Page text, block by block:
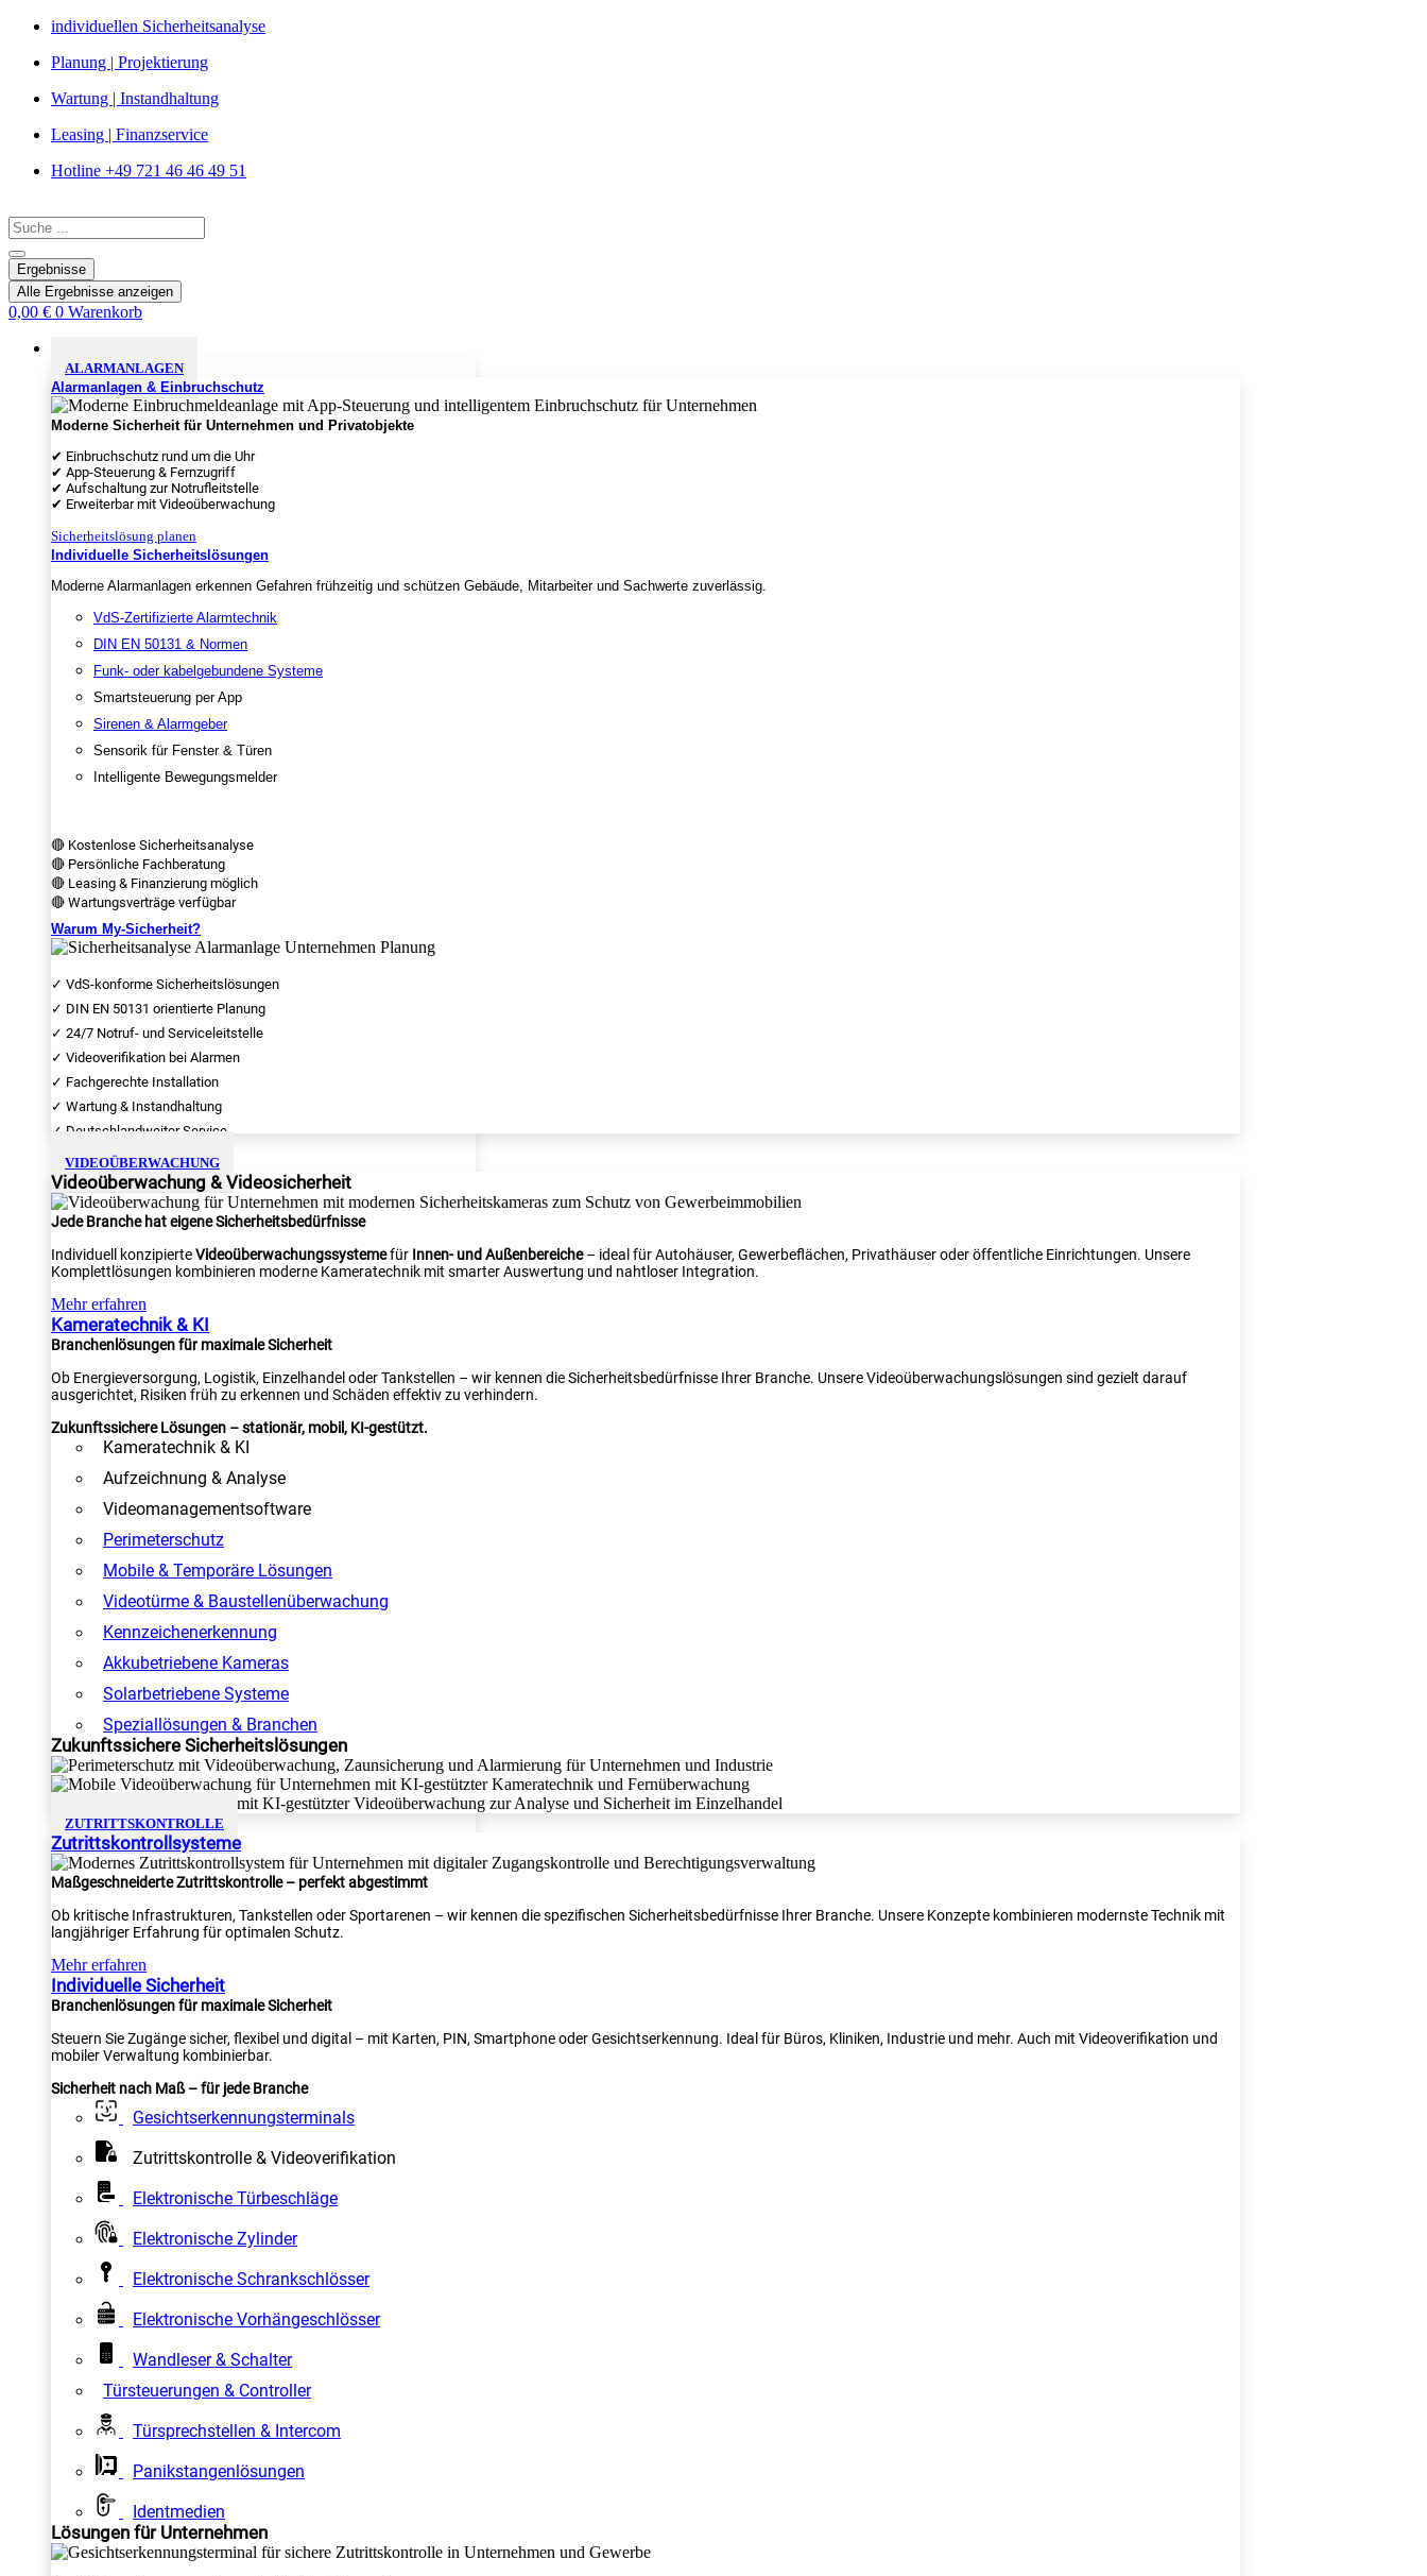
Zum
springen
individuellen Sicherheitsanalyse
Planung | Projektierung
Wartung | Instandhaltung
Leasing | Finanzservice
Hotline +49 721 46 46 49 51
Search
...
Ergebnisse
Alle Ergebnisse anzeigen
0,00 € 0 Warenkorb
ALARMANLAGEN
Alarmanlagen & Einbruchschutz
Moderne Sicherheit für Unternehmen und Privatobjekte
✔ Einbruchschutz rund um die Uhr
✔ App-Steuerung & Fernzugriff
✔ Aufschaltung zur Notrufleitstelle
✔ Erweiterbar mit Videoüberwachung
Sicherheitslösung planen
Individuelle Sicherheitslösungen
Moderne Alarmanlagen erkennen Gefahren frühzeitig und schützen Gebäude, Mitarbeiter und Sachwerte zuverlässig.
VdS-Zertifizierte Alarmtechnik
DIN EN 50131 & Normen
Funk- oder kabelgebundene Systeme
Smartsteuerung per App
Sirenen & Alarmgeber
Sensorik für Fenster & Türen
Intelligente Bewegungsmelder
🔴 Kostenlose Sicherheitsanalyse
🔴 Persönliche Fachberatung
🔴 Leasing & Finanzierung möglich
🔴 Wartungsverträge verfügbar
Warum My-Sicherheit?
✓ VdS-konforme Sicherheitslösungen
✓ DIN EN 50131 orientierte Planung
✓ 24/7 Notruf- und Serviceleitstelle
✓ Videoverifikation bei Alarmen
✓ Fachgerechte Installation
✓ Wartung & Instandhaltung
✓ Deutschlandweiter Service
VIDEOÜBERWACHUNG
Videoüberwachung & Videosicherheit
Jede Branche hat eigene Sicherheitsbedürfnisse
Individuell konzipierteVideoüberwachungssystemefür Innen- und Außenbereiche– ideal für Autohäuser, Gewerbeflächen, Privathäuser oder öffentliche Einrichtungen. Unsere
Komplettlösungen kombinieren moderne Kameratechnik mit smarter Auswertung und nahtloser Integration.
Mehr erfahren
Kameratechnik & KI
Branchenlösungen für maximale Sicherheit
Ob Energieversorgung, Logistik, Einzelhandel oder Tankstellen – wir kennen die Sicherheitsbedürfnisse Ihrer Branche. Unsere Videoüberwachungslösungen sind gezielt darauf
ausgerichtet, Risiken früh zu erkennen und Schäden effektiv zu verhindern.
Zukunftssichere Lösungen – stationär, mobil, KI-gestützt.
Kameratechnik & KI
Aufzeichnung & Analyse
Videomanagementsoftware
Perimeterschutz
Mobile & Temporäre Lösungen
Videotürme & Baustellenüberwachung
Kennzeichenerkennung
Akkubetriebene Kameras
Solarbetriebene Systeme
Speziallösungen & Branchen
Zukunftssichere Sicherheitslösungen
ZUTRITTSKONTROLLE
Zutrittskontrollsysteme
Maßgeschneiderte Zutrittskontrolle – perfekt abgestimmt
Ob kritische Infrastrukturen, Tankstellen oder Sportarenen – wir kennen die spezifischen Sicherheitsbedürfnisse Ihrer Branche. Unsere Konzepte kombinieren modernste Technik mit
langjähriger Erfahrung für optimalen Schutz.
Mehr erfahren
Individuelle Sicherheit
Branchenlösungen für maximale Sicherheit
Steuern Sie Zugänge sicher, flexibel und digital – mit Karten, PIN, Smartphone oder Gesichtserkennung. Ideal für Büros, Kliniken, Industrie und mehr. Auch mit Videoverifikation und
mobiler Verwaltung kombinierbar.
Sicherheit nach Maß – für jede Branche
Gesichtserkennungsterminals
Zutrittskontrolle & Videoverifikation
Elektronische Türbeschläge
Elektronische Zylinder
Elektronische Schrankschlösser
Elektronische Vorhängeschlösser
Wandleser & Schalter
Türsteuerungen & Controller
Türsprechstellen & Intercom
Panikstangenlösungen
Identmedien
Lösungen für Unternehmen